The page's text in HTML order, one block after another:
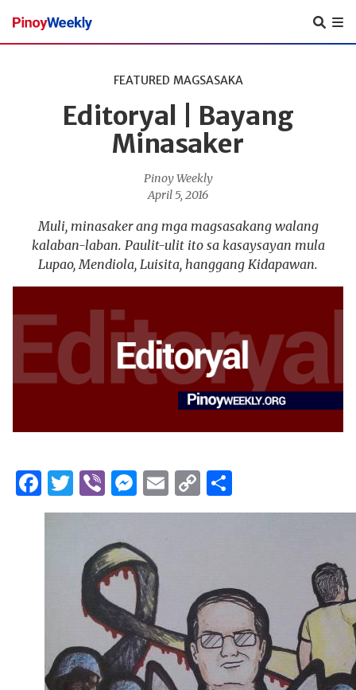
Pinoy
Weekly
FEATURED MAGSASAKA
Editoryal | Bayang
Minasaker
Pinoy Weekly
April 5, 2016
Muli, minasaker ang mga magsasakang walang
kalaban-laban. Paulit-ulit ito sa kasaysayan mula
Lupao, Mendiola, Luisita, hanggang Kidapawan.
Facebook
Twitter
ViberMessenger
Email
Copy
Link